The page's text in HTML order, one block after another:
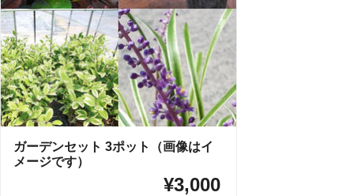
ガーデンセット 3ポット（画像はイ
メージです）
¥3,000